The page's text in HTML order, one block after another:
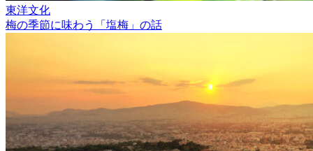
東洋文化
梅の季節に味わう「塩梅」の話